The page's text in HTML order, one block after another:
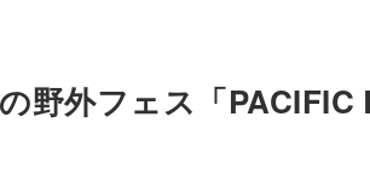
野外フェス「